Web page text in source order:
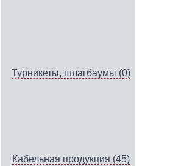
Турникеты, шлагбаумы (0)
Кабельная продукция (45)